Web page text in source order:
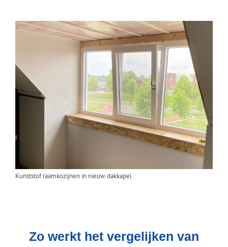
Kunststof raamkozijnen in nieuw dakkapel
Zo werkt het vergelijken van